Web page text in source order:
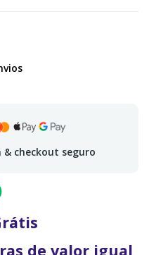
checkout seguro
de valor igual